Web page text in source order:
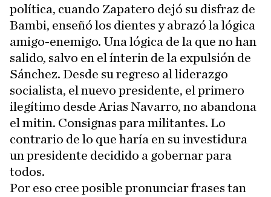
política, cuando Zapatero dejó su disfraz de
Bambi, enseñó los dientes y abrazó la lógica
amigo-enemigo. Una lógica de la que no han
salido, salvo en el ínterin de la expulsión de
Sánchez. Desde su regreso al liderazgo
socialista, el nuevo presidente, el primero
ilegítimo desde Arias Navarro, no abandona
el mitin. Consignas para militantes. Lo
contrario de lo que haría en su investidura
un presidente decidido a gobernar para
todos.
Por eso cree posible pronunciar frases tan